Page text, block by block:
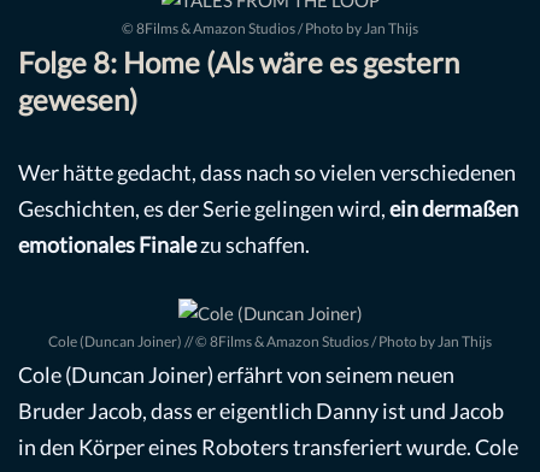
© 8Films & Amazon Studios / Photo by Jan Thijs
Folge 8: Home (Als wäre es gestern
gewesen)
Wer hätte gedacht, dass nach so vielen verschiedenen
Geschichten, es der Serie gelingen wird,ein dermaßen
emotionales Finalezu schaffen.
Cole (Duncan Joiner) // © 8Films & Amazon Studios / Photo by Jan Thijs
Cole (Duncan Joiner) erfährt von seinem neuen
Bruder Jacob, dass er eigentlich Danny ist und Jacob
in den Körper eines Roboters transferiert wurde. Cole